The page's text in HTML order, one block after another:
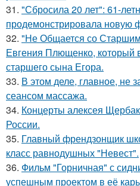
31. "Сбросила 20 лет": 61-
продемонстрировала новую
32. "Не Общается со
Евгения Плющенко, который
старшего сына Егора.
33. В этом деле, главное, не
сеансом массажа.
34. Концерты алексея
России.
35. Главный френдзонщик
класс равнодушных "Невест".
36. Фильм "Горничная" с
успешным проектом в её